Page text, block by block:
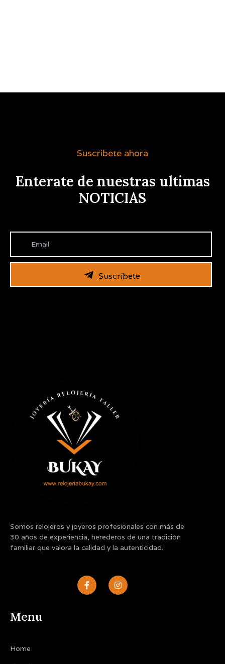
Suscríbete ahora
Enterate de nuestras ultimas
NOTICIAS
Suscríbete
Somos relojeros y joyeros profesionales con más de
30 años de experiencia, herederos de una tradición
familiar que valora la calidad y la autenticidad.
F
a
c
I
n
s
Menu
Home